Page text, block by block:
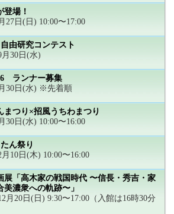
登場！
27日(日) 10:00〜17:00
由研究コンテスト
30日(水)
ランナー募集
30日(水) ※先着順
まつり×招風うちわまつり
30日(水) 10:00〜16:00
ん祭り
10日(木) 10:00〜16:00
展「高木家の戦国時代 〜信長・秀吉・家
濃衆への軌跡〜」
月20日(日) 9:30〜17:00（入館は16時30分